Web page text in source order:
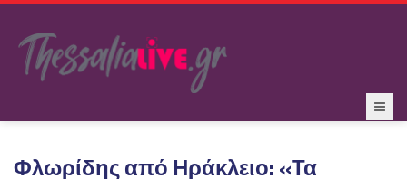
Φλωρίδης από Ηράκλειο: «Τα